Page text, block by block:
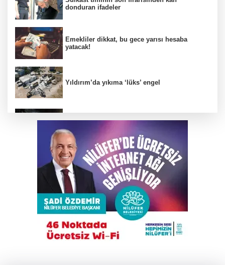
donduran ifadeler
Emekliler dikkat, bu gece yarısı hesaba
yatacak!
Yıldırım’da yıkıma ‘lüks’ engel
ortalığı ayağa kaldırdı!
Trump İran'la anlaşmadan yana; Ülkeyi taş
devrine döndürmekten söz ediyordu!
Elektrikli bisiklet ile uçuruma yuvarlandılar; 3
çocuk yaralandı
Osmangazi Belediyesi kaldırım işgallerine
fırsat vermiyor